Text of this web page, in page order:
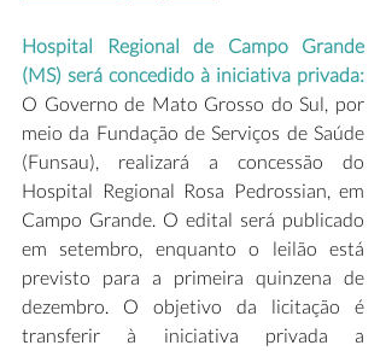
Hospital Regional de Campo Grande
O Governo de Mato Grosso do Sul, por
meio da Fundação de Serviços de Saúde
(Funsau), realizará a concessão do
Hospital Regional Rosa Pedrossian, em
Campo Grande. O edital será publicado
em setembro, enquanto o leilão está
previsto para a primeira quinzena de
dezembro. O objetivo da licitação é
transferir à iniciativa privada a